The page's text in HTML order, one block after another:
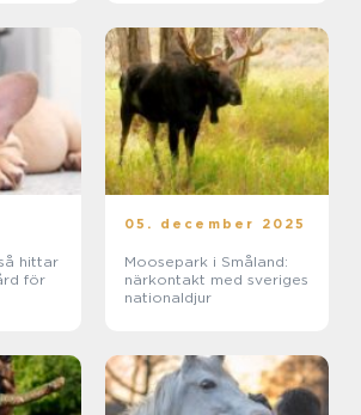
för
05. december 2025
Moosepark i Småland:
närkontakt med sveriges
nationaldjur